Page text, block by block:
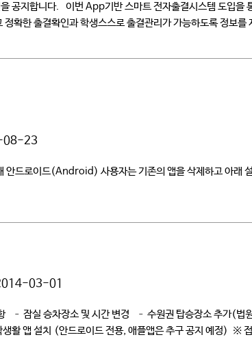
지합니다. 이번 App기반 스마트 전자출결시스템 도입을
한 출결확인과 학생스스로 출결관리가 가능하도록 정보를
08-23
드로이드(Android) 사용자는 기존의 앱을 삭제하고 아래
03-01
– 잠실 승차장소 및 시간 변경 – 수원권 탑승장소 추가(
앱 설치 (안드로이드 전용, 애플앱은 추구 공지 예정) ※